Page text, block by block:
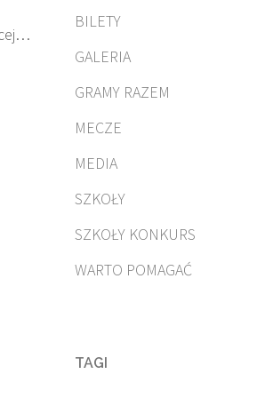
BILETY
GALERIA
GRAMY RAZEM
MECZE
MEDIA
SZKOŁY
SZKOŁY KONKURS
WARTO POMAGAĆ
TAGI